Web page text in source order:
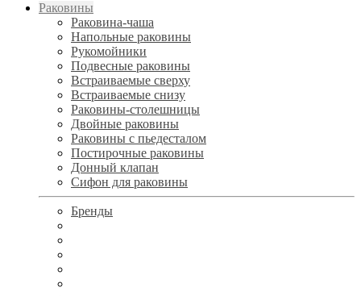
Раковины
Раковина-чаша
Напольные раковины
Рукомойники
Подвесные раковины
Встраиваемые сверху
Встраиваемые снизу
Раковины-столешницы
Двойные раковины
Раковины с пьедесталом
Постирочные раковины
Донный клапан
Сифон для раковины
Бренды